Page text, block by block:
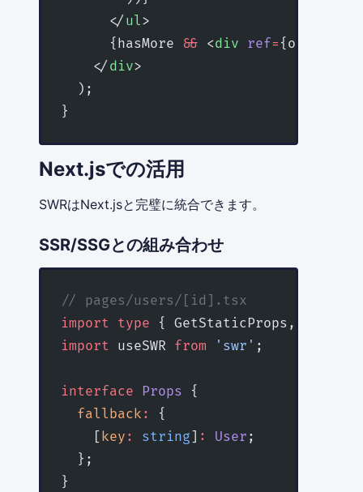
      </
ul>
      {hasMore
&& <div ref=
    </
div>
  );
}
Next.jsでの活用
SWRはNext.jsと完璧に統合できます。
SSR/SSGとの組み合わせ
// pages/users/[id].tsx
import type { GetStaticProps,
import useSWR from 'swr' ;
interface Props {
  fallback
:
{
    [
key : string ] : User ;
  };
}